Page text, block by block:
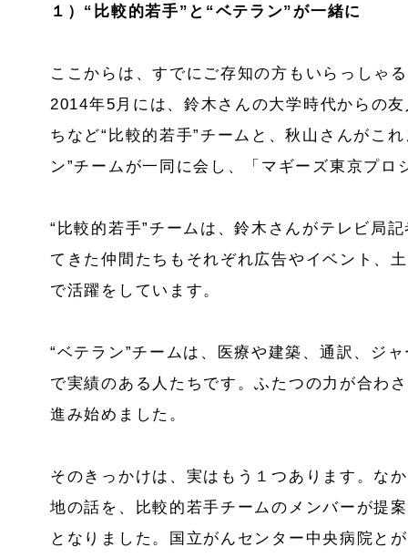
１）“比較的若手”と“ベテラン”が一緒に
ここからは、すでにご存知の方もいらっしゃ
2014年5月には、鈴木さんの大学時代からの
ちなど“比較的若手”チームと、秋山さんがこ
ン”チームが一同に会し、「マギーズ東京プロ
“比較的若手”チームは、鈴木さんがテレビ局
てきた仲間たちもそれぞれ広告やイベント、
で活躍をしています。
“ベテラン”チームは、医療や建築、通訳、ジ
で実績のある人たちです。ふたつの力が合わ
進み始めました。
そのきっかけは、実はもう１つあります。な
地の話を、比較的若手チームのメンバーが提
となりました。国立がんセンター中央病院と